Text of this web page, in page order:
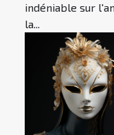
indéniable sur
la...